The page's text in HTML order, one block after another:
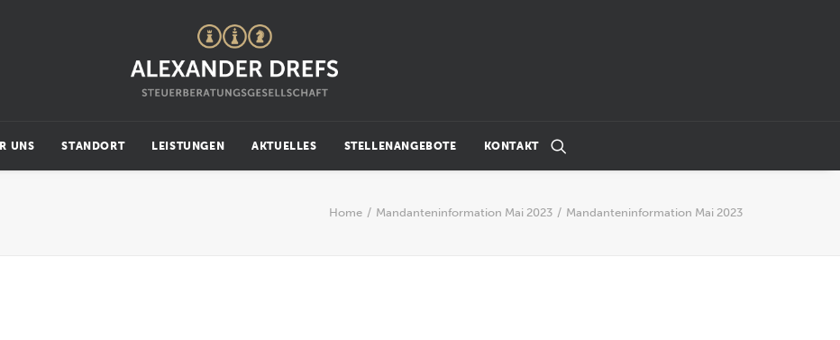
UNS STANDORT LEISTUNGEN AKTUELLES STELLENANGEBOTE KONTAKT
Home Mandanteninformation Mai 2023 Mandanteninformation Mai 2023